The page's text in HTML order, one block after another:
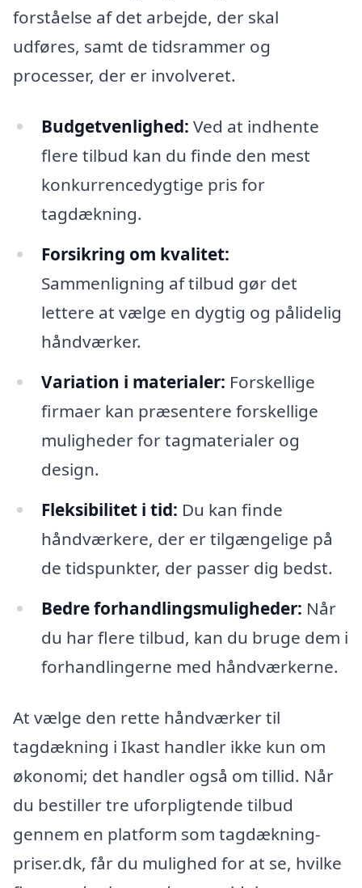
forståelse af det arbejde, der skal
udføres, samt de tidsrammer og
processer, der er involveret.
Budgetvenlighed: Ved at indhente
flere tilbud kan du finde den mest
konkurrencedygtige pris for
tagdækning.
Forsikring om kvalitet:
Sammenligning af tilbud gør det
lettere at vælge en dygtig og pålidelig
håndværker.
Variation i materialer: Forskellige
firmaer kan præsentere forskellige
muligheder for tagmaterialer og
design.
Fleksibilitet i tid: Du kan finde
håndværkere, der er tilgængelige på
de tidspunkter, der passer dig bedst.
Bedre forhandlingsmuligheder: Når
du har flere tilbud, kan du bruge dem i
forhandlingerne med håndværkerne.
At vælge den rette håndværker til
tagdækning i Ikast handler ikke kun om
økonomi; det handler også om tillid. Når
du bestiller tre uforpligtende tilbud
gennem en platform som tagdækning-
priser.dk, får du mulighed for at se, hvilke